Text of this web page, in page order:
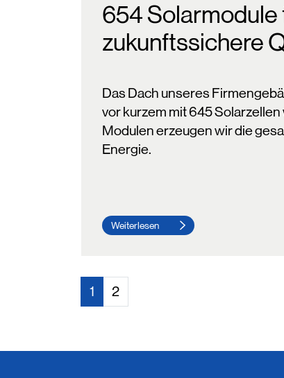
654 Solarmodule
zukunftssichere
Das Dach unseres
vor kurzem mit 645
Modulen erzeugen wir die
Energie.
Weiterlesen
1 2